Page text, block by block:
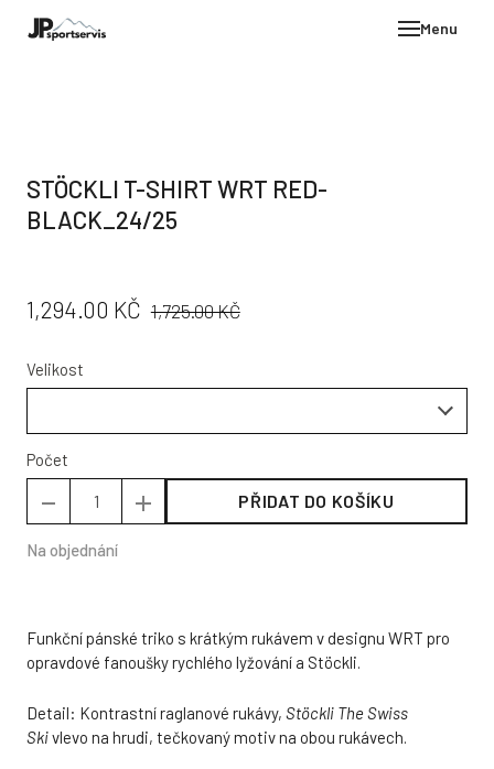
Menu
STÖCKLI T-SHIRT WRT RED-
BLACK_24/25
CENA:
1,294.00 KČ PŮVODNÍ
1,725.00 KČ
Velikost
Počet
PŘIDAT DO KOŠÍKU
Na objednání
Funkční pánské triko s krátkým rukávem v designu WRT pro
opravdové fanoušky rychlého lyžování a Stöckli.
Detail: Kontrastní raglanové rukávy, Stöckli The Swiss
Skivlevo na hrudi, tečkovaný motiv na obou rukávech.